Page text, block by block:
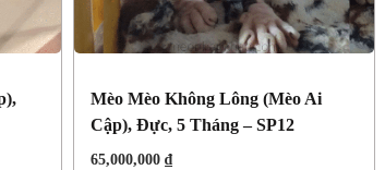
Mèo Mèo Không Lông (Mèo Ai
Cập), Đực, 5 Tháng – SP12
65,000,000 ₫